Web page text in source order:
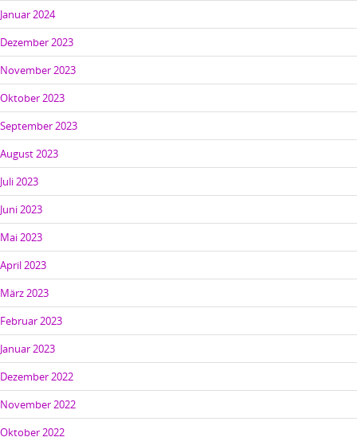
Januar 2024
Dezember 2023
November 2023
Oktober 2023
September 2023
August 2023
Juli 2023
Juni 2023
Mai 2023
April 2023
März 2023
Februar 2023
Januar 2023
Dezember 2022
November 2022
Oktober 2022